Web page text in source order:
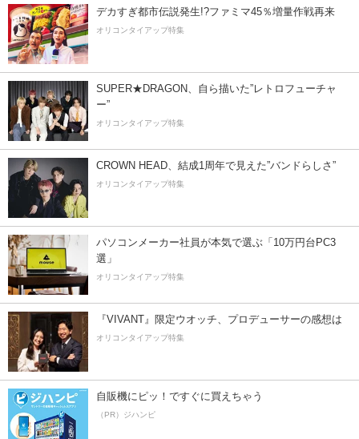
デカすぎ都市伝説発生!?ファミマ45％増量作戦再来
オリコンタイアップ特集
SUPER★DRAGON、自ら描いた”レトロフューチャ
ー”
オリコンタイアップ特集
CROWN HEAD、結成1周年で見えた”バンドらしさ”
オリコンタイアップ特集
パソコンメーカー社員が本気で選ぶ「10万円台PC3
選」
オリコンタイアップ特集
『VIVANT』限定ウオッチ、プロデューサーの感想は
オリコンタイアップ特集
自販機にピッ！ですぐに買えちゃう
（PR）ジハンピ